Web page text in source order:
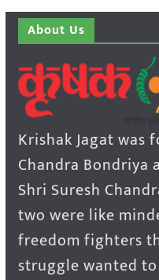
About Us
Krishak Jagat was
Chandra
Shri Suresh
two were like
freedom fighters
struggle wanted